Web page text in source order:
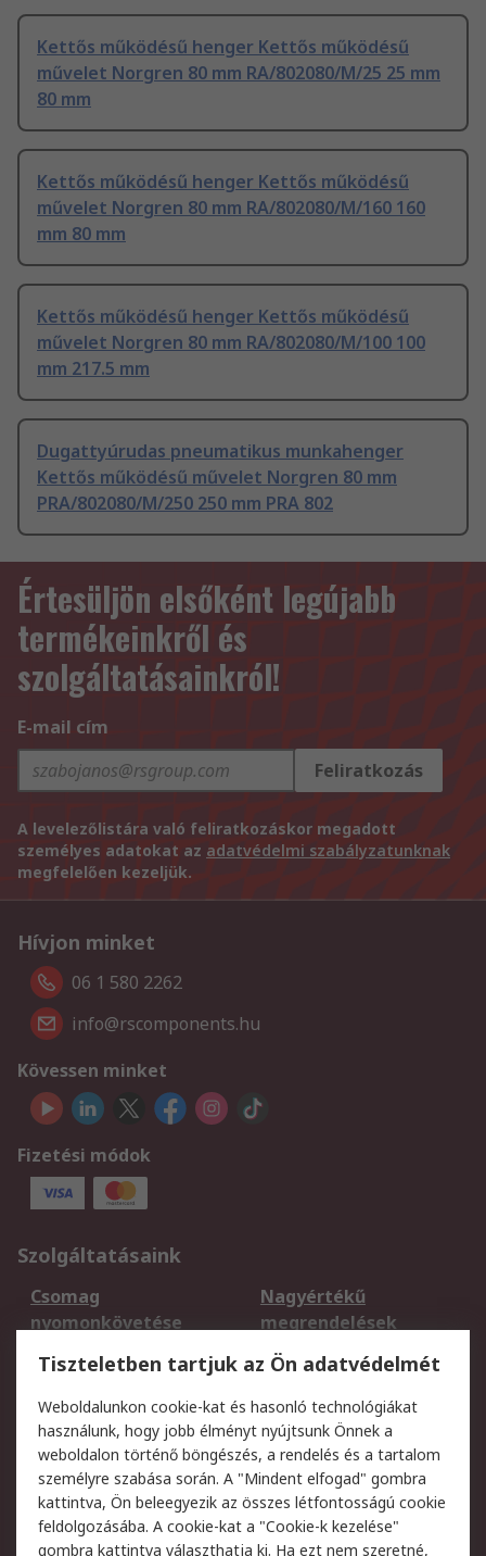
Kettős működésű henger Kettős működésű
művelet Norgren 80 mm RA/802080/M/25 25 mm
80 mm
Kettős működésű henger Kettős működésű
művelet Norgren 80 mm RA/802080/M/160 160
mm 80 mm
Kettős működésű henger Kettős működésű
művelet Norgren 80 mm RA/802080/M/100 100
mm 217.5 mm
Dugattyúrudas pneumatikus munkahenger
Kettős működésű művelet Norgren 80 mm
PRA/802080/M/250 250 mm PRA 802
Értesüljön elsőként legújabb
termékeinkről és
szolgáltatásainkról!
E-mail cím
Feliratkozás
A levelezőlistára való feliratkozáskor megadott
személyes adatokat az adatvédelmi szabályzatunknak
megfelelően kezeljük.
Hívjon minket
06 1 580 2262
info@rscomponents.hu
Kövessen minket
Fizetési módok
Szolgáltatásaink
Csomag
nyomonkövetése
Nagyértékű
megrendelések
Regisztráció
Szállítás
Termékvisszaküldés
Szolgáltatások
Jogi
Adatvédelmi
szabályzat
Az RS értékesítési
feltételei
Tiszteletben tartjuk az Ön adatvédelmét
Weboldalunkon cookie-kat és hasonló technológiákat
használunk, hogy jobb élményt nyújtsunk Önnek a
weboldalon történő böngészés, a rendelés és a tartalom
személyre szabása során. A "Mindent elfogad" gombra
kattintva, Ön beleegyezik az összes létfontosságú cookie
feldolgozásába. A cookie-kat a "Cookie-k kezelése"
gombra kattintva választhatja ki. Ha ezt nem szeretné,